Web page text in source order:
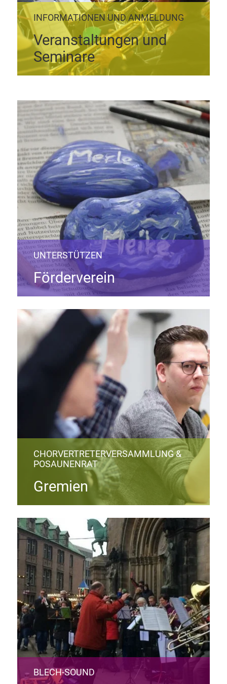
INFORMATIONEN UND ANMELDUNG
Veranstaltungen und
Seminare
UNTERSTÜTZEN
Förderverein
CHORVERTRETERVERSAMMLUNG &
POSAUNENRAT
Gremien
BLECH-SOUND